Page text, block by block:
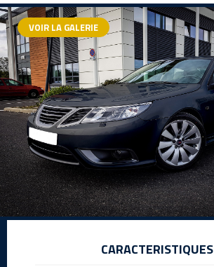
VOIR LA GALERIE
CARACTERISTIQUES